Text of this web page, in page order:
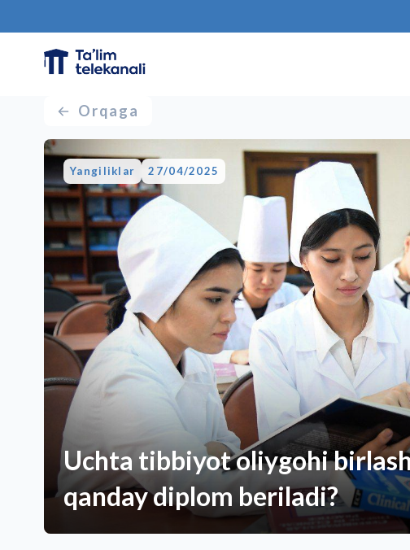
Orqaga
Yangiliklar 27/04/2025
Uchta tibbiyot oliygohi
qanday diplom beriladi?